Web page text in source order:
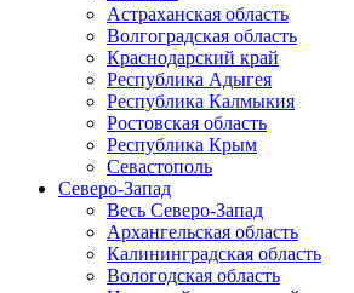
Астраханская область
Волгоградская область
Краснодарский край
Республика Адыгея
Республика Калмыкия
Ростовская область
Республика Крым
Севастополь
Северо-Запад
Весь Северо-Запад
Архангельская область
Калининградская область
Вологодская область